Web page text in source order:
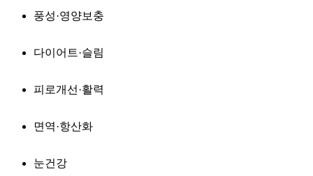
풍성·영양보충
다이어트·슬림
피로개선·활력
면역·항산화
눈건강